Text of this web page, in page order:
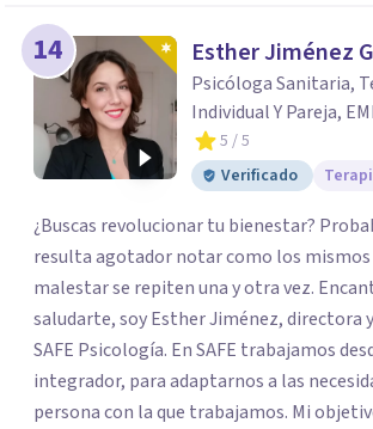
14 Esther Jiménez
Psicóloga Sanitaria,
Individual Y Pareja,
5 / 5
Verificado
¿Buscas revolucionar tu bienestar?
resulta agotador notar como los
malestar se repiten una y otra vez. Encantada de
saludarte, soy Esther Jiménez, directora
SAFE Psicología. En SAFE trabajamos
integrador, para adaptarnos a las
persona con la que trabajamos. Mi